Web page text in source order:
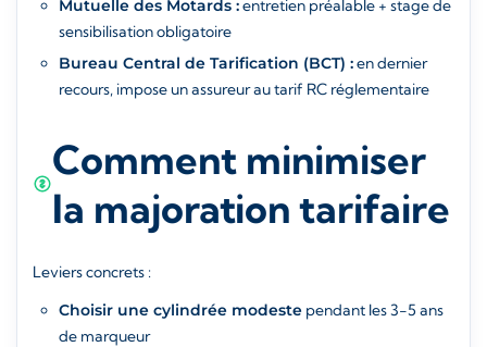
Mutuelle des Motards :entretien préalable + stage de
sensibilisation obligatoire
Bureau Central de Tarification (BCT) :en dernier
recours, impose un assureur au tarif RC réglementaire
Comment minimiser
la majoration tarifaire
Leviers concrets :
Choisir une cylindrée modeste pendant les 3-5 ans
de marqueur